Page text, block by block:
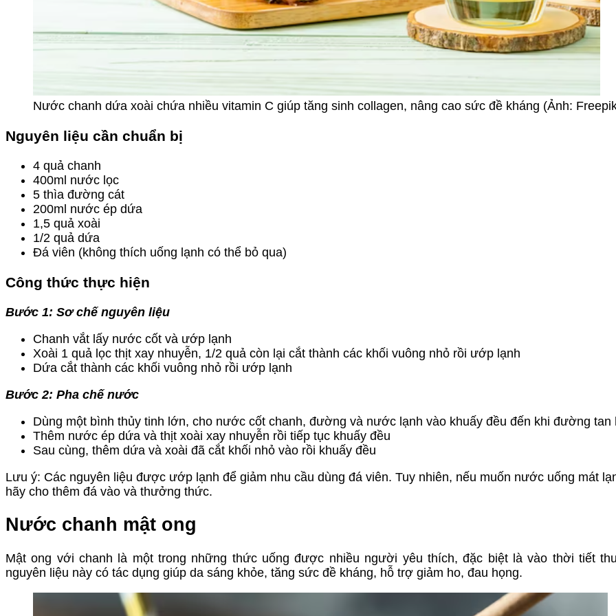
Nước chanh dứa xoài chứa nhiều vitamin C giúp tăng sinh collagen, nâng cao sức đề kháng (Ảnh:
Nguyên liệu cần chuẩn bị
4 quả chanh
400ml nước lọc
5 thìa đường cát
200ml nước ép dứa
1,5 quả xoài
1/2 quả dứa
Đá viên (không thích uống lạnh có thể bỏ qua)
Công thức thực hiện
Bước 1: Sơ chế nguyên liệu
Chanh vắt lấy nước cốt và ướp lạnh
Xoài 1 quả lọc thịt xay nhuyễn, 1/2 quả còn lại cắt thành các khối vuông nhỏ rồi ướp lạnh
Dứa cắt thành các khối vuông nhỏ rồi ướp lạnh
Bước 2: Pha chế nước
Dùng một bình thủy tinh lớn, cho nước cốt chanh, đường và nước lạnh vào khuấy đều đến khi đường tan
Thêm nước ép dứa và thịt xoài xay nhuyễn rồi tiếp tục khuấy đều
Sau cùng, thêm dứa và xoài đã cắt khối nhỏ vào rồi khuấy đều
Lưu ý: Các nguyên liệu được ướp lạnh để giảm nhu cầu dùng đá viên. Tuy nhiên, nếu muốn nước uống mát
hãy cho thêm đá vào và thưởng thức.
Nước chanh mật ong
Mật ong với chanh là một trong những thức uống được nhiều người yêu thích, đặc biệt là vào thời tiết
nguyên liệu này có tác dụng giúp da sáng khỏe, tăng sức đề kháng, hỗ trợ giảm ho, đau họng.